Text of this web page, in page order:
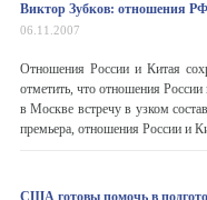
Виктор Зубков: отношения
06.11.2007
Отношения России и Китая
отметить, что отношения
в Москве встречу в узком
премьера, отношения России и
США готовы помочь в